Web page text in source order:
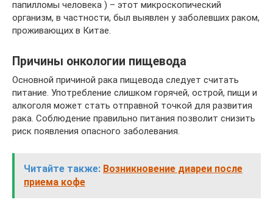
папилломы человека ) – этот микроскопический
организм, в частности, был выявлен у заболевших раком,
проживающих в Китае.
Причины онкологии пищевода
Основной причиной рака пищевода следует считать
питание. Употребление слишком горячей, острой, пищи и
алкоголя может стать отправной точкой для развития
рака. Соблюдение правильно питания позволит снизить
риск появления опасного заболевания.
Читайте также: Возникновение диареи после
приема кофе